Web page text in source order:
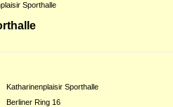
Sporthalle
Katharinenplaisir Sporthalle
Berliner Ring 16